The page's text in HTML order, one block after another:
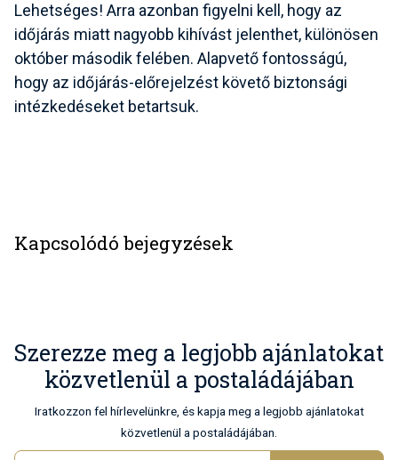
Lehetséges! Arra azonban figyelni kell, hogy az
időjárás miatt nagyobb kihívást jelenthet, különösen
október második felében. Alapvető fontosságú,
hogy az időjárás-előrejelzést követő biztonsági
intézkedéseket betartsuk.
Kapcsolódó bejegyzések
Szerezze meg a legjobb ajánlatokat
közvetlenül a postaládájában
Iratkozzon fel hírlevelünkre, és kapja meg a legjobb ajánlatokat
közvetlenül a postaládájában.